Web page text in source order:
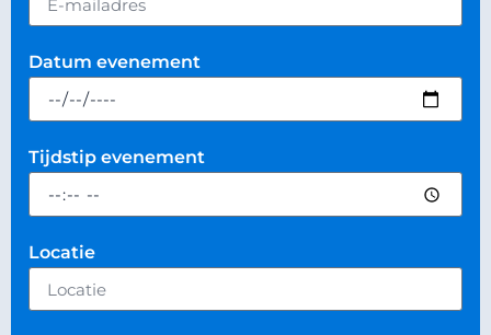
Datum evenement
Tijdstip evenement
Locatie